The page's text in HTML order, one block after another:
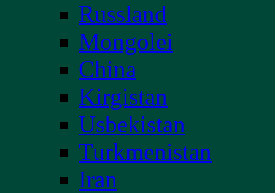
Russland
Mongolei
China
Kirgistan
Usbekistan
Turkmenistan
Iran